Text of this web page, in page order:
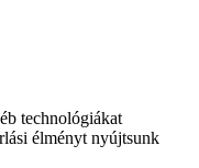
technológiákat
élményt nyújtsunk